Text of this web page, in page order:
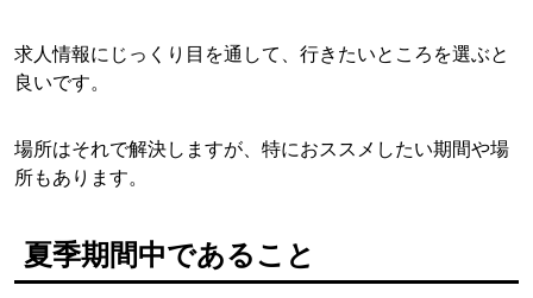
求人情報にじっくり目を通して、行きたいところを選ぶと
良いです。
場所はそれで解決しますが、特におススメしたい期間や場
所もあります。
夏季期間中であること